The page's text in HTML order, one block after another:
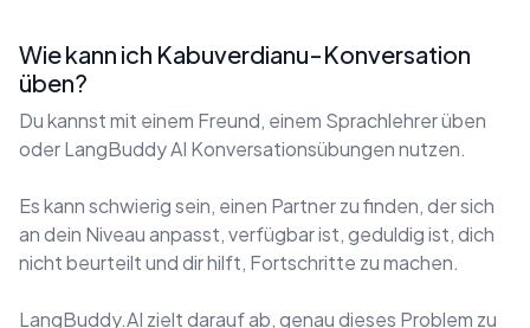
Wie kann ich Kabuverdianu-Konversation
üben?
Du kannst mit einem Freund, einem Sprachlehrer üben
oder LangBuddy AI Konversationsübungen nutzen.
Es kann schwierig sein, einen Partner zu finden, der sich
an dein Niveau anpasst, verfügbar ist, geduldig ist, dich
nicht beurteilt und dir hilft, Fortschritte zu machen.
LangBuddy.AI zielt darauf ab, genau dieses Problem zu